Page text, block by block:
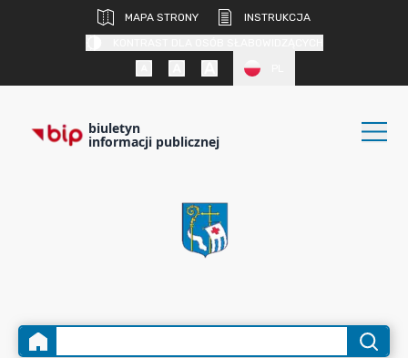
MAPA STRONY
INSTRUKCJA
biuletyn
informacji publicznej